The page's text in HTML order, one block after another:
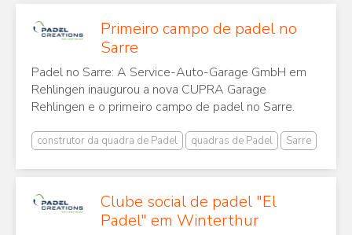
Primeiro campo de padel no
Sarre
Padel no Sarre: A Service-Auto-Garage GmbH em
Rehlingen inaugurou a nova CUPRA Garage
Rehlingen e o primeiro campo de padel no Sarre.
construtor da quadra de Padel quadras de Padel Sarre
Clube social de padel "El
Padel" em Winterthur